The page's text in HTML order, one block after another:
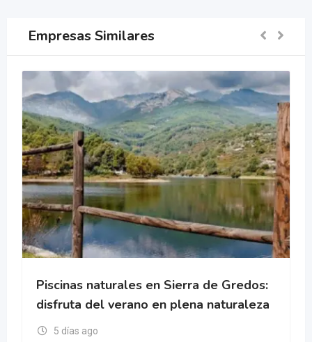
Empresas Similares
Piscinas naturales en Sierra de Gredos:
disfruta del verano en plena naturaleza
5 días ago